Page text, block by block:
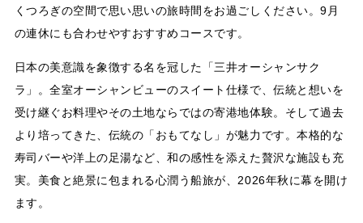
くつろぎの空間で思い思いの旅時間をお過ごしください。9月
の連休にも合わせやすおすすめコースです。
日本の美意識を象徴する名を冠した「三井オーシャンサク
ラ」。全室オーシャンビューのスイート仕様で、伝統と想いを
受け継ぐお料理やその土地ならではの寄港地体験。そして過去
より培ってきた、伝統の「おもてなし」が魅力です。本格的な
寿司バーや洋上の足湯など、和の感性を添えた贅沢な施設も充
実。美食と絶景に包まれる心潤う船旅が、2026年秋に幕を開け
ます。